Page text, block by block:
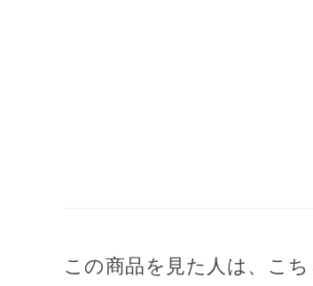
この商品を見た人は、こ